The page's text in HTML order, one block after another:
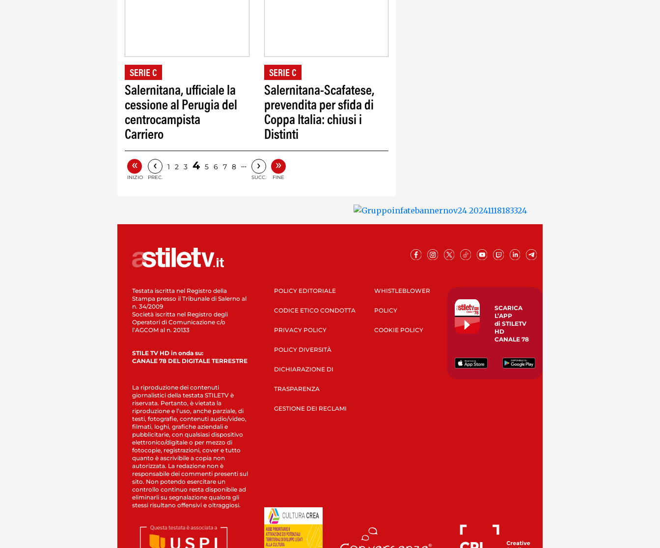
SERIE C
Salernitana, ufficiale la
cessione al Perugia del
centrocampista
Carriero
SERIE C
Salernitana-Scafatese,
prevendita per sfida di
Coppa Italia: chiusi i
Distinti
«
INIZIO
‹
PREC.
1 2 3 4 5 6 7 8 … ›
SUCC.
»
FINE
Testata iscritta nel Registro della
Stampa presso il Tribunale di Salerno al
n. 34/2009
Società iscritta nel Registro degli
Operatori di Comunicazione c/o
l’AGCOM al n. 20133
STILE TV HD in onda su:
CANALE 78 DEL DIGITALE TERRESTRE
La riproduzione dei contenuti
giornalistici della testata STILETV è
riservata. Pertanto, è vietata la
riproduzione e l’uso, anche parziale, di
testi, fotografie, contenuti audio/video,
filmati, loghi, grafiche aziendali e
pubblicitarie, con qualsiasi dispositivo
elettronico/digitale o per mezzo di
fotocopie, registrazioni, cover e tutto
quanto è ascrivibile a copia non
autorizzata. La redazione non è
responsabile dei commenti presenti sul
sito. Non potendo esercitare un
controllo continuo resta disponibile ad
eliminarli su segnalazione qualora gli
stessi risultano offensivi e oltraggiosi.
POLICY EDITORIALE
CODICE ETICO CONDOTTA
PRIVACY POLICY
POLICY DIVERSITÀ
DICHIARAZIONE DI
TRASPARENZA
GESTIONE DEI RECLAMI
WHISTLEBLOWER
POLICY
COOKIE POLICY
SCARICA
L’APP
di STILETV
HD
CANALE 78